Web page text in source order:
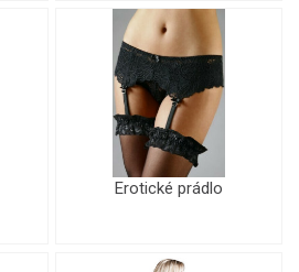
Erotické prádlo